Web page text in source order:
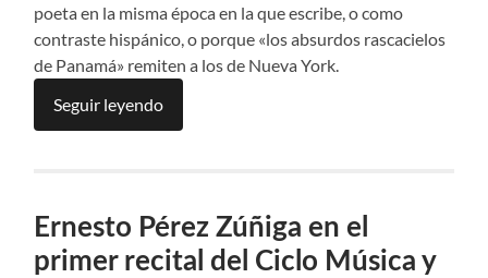
poeta en la misma época en la que escribe, o como
contraste hispánico, o porque «los absurdos rascacielos
de Panamá» remiten a los de Nueva York.
Seguir leyendo
Ernesto Pérez Zúñiga en el
primer recital del Ciclo Música y